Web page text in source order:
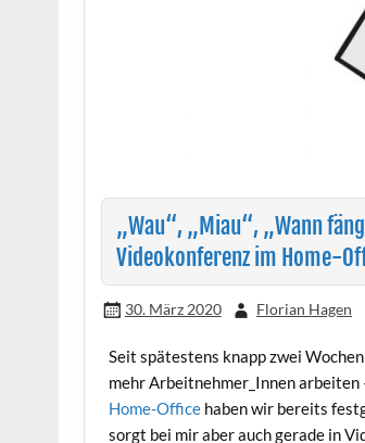
„Wau“, „Miau“, „Wann
Videokonferenz im Home-
30. März 2020 Florian Hagen
Seit spätestens knapp zwei
mehr Arbeitnehmer_Innen arbeiten
Home-Office haben wir bereits
sorgt bei mir aber auch gerade in